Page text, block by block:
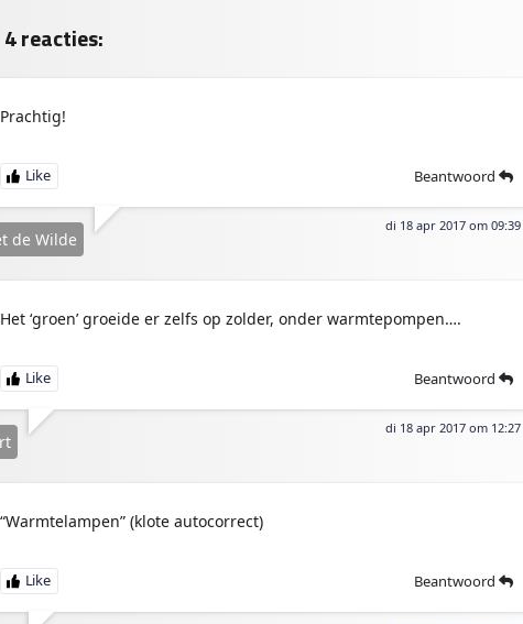
4 reacties:
Prachtig!
Beantwoord
di 18 apr 2017 om
de Wilde
Het ‘groen’ groeide er zelfs op zolder, onder warmtepompen….
Beantwoord
di 18 apr 2017 om
“Warmtelampen” (klote autocorrect)
Beantwoord